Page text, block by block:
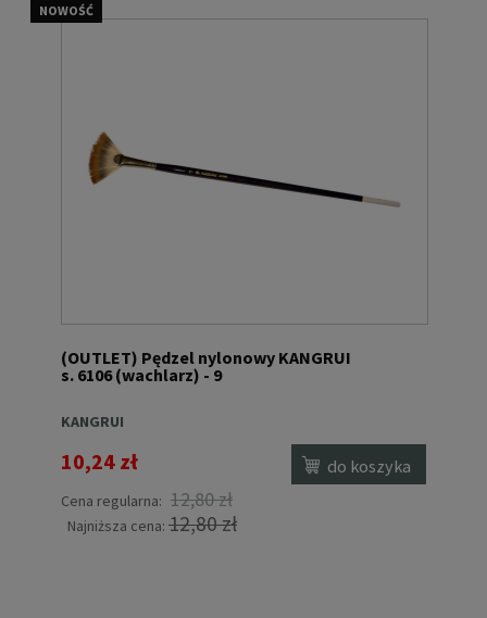
(OUTLET) Pędzel nylonowy KANGRUI
s. 6106 (wachlarz) - 9
KANGRUI
10,24 zł
Cena regularna: 12,80 zł
Najniższa cena: 12,80 zł
do koszyka
NOWOŚĆ